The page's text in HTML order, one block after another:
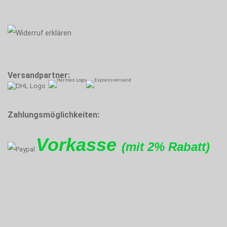
Versandpartner:
Zahlungsmöglichkeiten:
Vorkasse (mit 2% Rabatt)